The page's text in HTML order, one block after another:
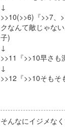
↓
>>10(>>6)『>>7、
クなんて敵じゃな
子)
↓
>>11『>>10早さも
↓
>>12『>>10そも
そんなにイジメなく